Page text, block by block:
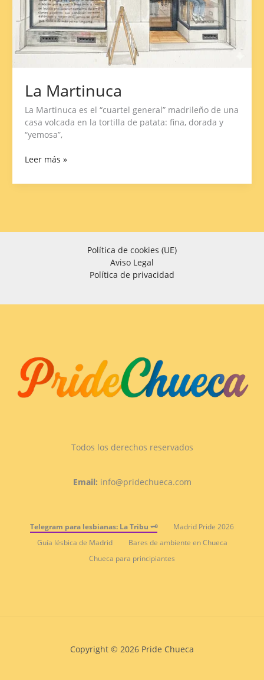
La Martinuca
La Martinuca es el “cuartel general” madrileño de una
casa volcada en la tortilla de patata: fina, dorada y
“yemosa”,
Leer más »
Política de cookies (UE)
Aviso Legal
Política de privacidad
Todos los derechos reservados
Email: info@pridechueca.com
Telegram para lesbianas: La Tribu 🗝️
Madrid Pride 2026
Guía lésbica de Madrid
Bares de ambiente en Chueca
Chueca para principiantes
Copyright © 2026 Pride Chueca